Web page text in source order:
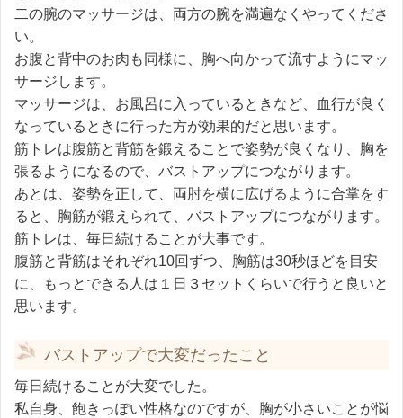
二の腕のマッサージは、両方の腕を満遍なくやってくださ
い。
お腹と背中のお肉も同様に、胸へ向かって流すようにマッ
サージします。
マッサージは、お風呂に入っているときなど、血行が良く
なっているときに行った方が効果的だと思います。
筋トレは腹筋と背筋を鍛えることで姿勢が良くなり、胸を
張るようになるので、バストアップにつながります。
あとは、姿勢を正して、両肘を横に広げるように合掌をす
ると、胸筋が鍛えられて、バストアップにつながります。
筋トレは、毎日続けることが大事です。
腹筋と背筋はそれぞれ10回ずつ、胸筋は30秒ほどを目安
に、もっとできる人は１日３セットくらいで行うと良いと
思います。
バストアップで大変だったこと
毎日続けることが大変でした。
私自身、飽きっぽい性格なのですが、胸が小さいことが悩